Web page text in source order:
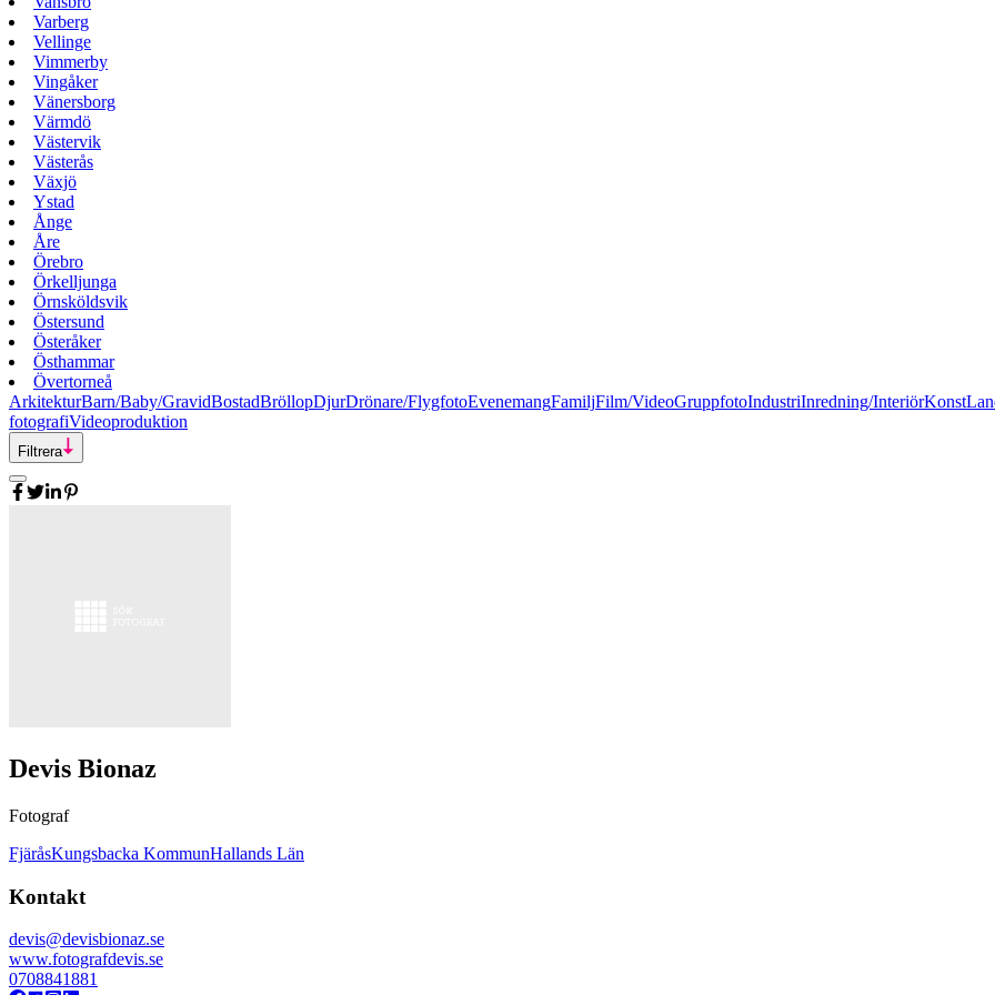
Varberg
Vellinge
Vimmerby
Vingåker
Vänersborg
Värmdö
Västervik
Västerås
Växjö
Ystad
Ånge
Åre
Örebro
Örkelljunga
Örnsköldsvik
Östersund
Österåker
Östhammar
Övertorneå
ArkitekturBarn/Baby/GravidBostadBröllopDjurDrönare/FlygfotoEvenemangFamiljFilm/VideoGruppfotoIndustriInredning/InteriörKonst
fotografiVideoproduktion
Filtrera
Devis Bionaz
Fotograf
FjäråsKungsbacka KommunHallands Län
Kontakt
devis@devisbionaz.se
www.fotografdevis.se
0708841881